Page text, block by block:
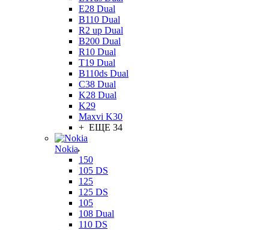
E28 Dual
B110 Dual
R2 up Dual
B200 Dual
R10 Dual
T19 Dual
B110ds Dual
C38 Dual
K28 Dual
K29
Maxvi K30
+ ЕЩЕ 34
Nokia
150
105 DS
125
125 DS
105
108 Dual
110 DS